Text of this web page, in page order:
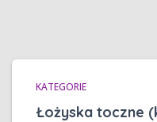
KATEGORIE
Łożyska toczne